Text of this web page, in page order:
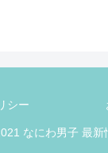
シー
なにわ男子 最新